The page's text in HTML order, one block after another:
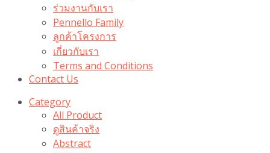
ร่วมงานกับเรา
Pennello Family
ลูกค้าโครงการ
เกี่ยวกับเรา
Terms and Conditions
Contact Us
Category
All Product
ดูสินค้าจริง
Abstract